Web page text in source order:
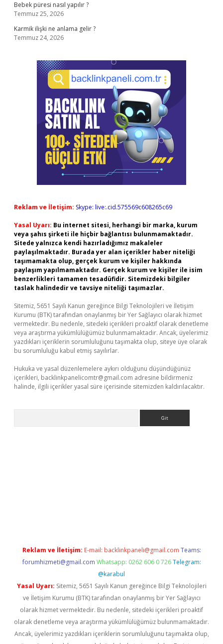
Bebek püresi nasıl yapılır ?
Temmuz 25, 2026
Karmik ilişki ne anlama gelir ?
Temmuz 24, 2026
Reklam ve İletişim: Skype: live:.cid.575569c608265c69
Yasal Uyarı: Bu internet sitesi, herhangi bir marka, kurum
veya şahıs şirketi ile hiçbir bağlantısı bulunmamaktadır.
Sitede yalnızca kendi hazırladığımız makaleler
paylaşılmaktadır. Burada yer alan içerikler haber niteliği
taşımamakta olup, gerçek kurum ve kişiler hakkında
paylaşım yapılmamaktadır. Gerçek kurum ve kişiler ile isim
benzerlikleri tamamen tesadüfidir. Sitemizdeki bilgiler
taslak halindedir ve tavsiye niteliği taşımazlar.
Sitemiz, 5651 Sayılı Kanun gereğince Bilgi Teknolojileri ve İletişim
Kurumu (BTK) tarafından onaylanmış bir Yer Sağlayıcı olarak hizmet
vermektedir. Bu nedenle, sitedeki içerikleri proaktif olarak denetleme
veya araştırma yükümlülüğümüz bulunmamaktadır. Ancak, üyelerimiz
yazdıkları içeriklerin sorumluluğunu taşımakta olup, siteye üye olarak
bu sorumluluğu kabul etmiş sayılırlar.
Hukuka ve yasal düzenlemelere aykırı olduğunu düşündüğünüz
içerikleri, backlinkpanelicomtr@gmail.com adresine bildirmeniz
halinde, ilgili içerikler yasal süre içerisinde sitemizden kaldırılacaktır.
Reklam ve İletişim: E-mail: backlinkpaneli@gmail.com Teams:
forumhizmeti@gmail.com Whatsapp: 0262 606 0 726 Telegram:
@karabul
Yasal Uyarı: Sitemiz, 5651 Sayılı Kanun gereğince Bilgi Teknolojileri
ve İletişim Kurumu (BTK) tarafından onaylanmış bir Yer Sağlayıcı
olarak hizmet vermektedir. Bu nedenle, sitedeki içerikleri proaktif
olarak denetleme veya araştırma yükümlülüğümüz bulunmamaktadır.
Ancak, üyelerimiz yazdıkları içeriklerin sorumluluğunu taşımakta olup,